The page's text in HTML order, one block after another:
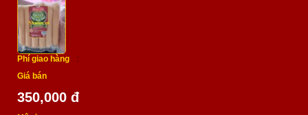
Phí giao hàng
:
Giá bán
350,000 đ